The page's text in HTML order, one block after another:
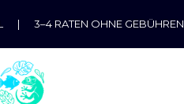
| 3–4 RATEN OHNE GEBÜHREN